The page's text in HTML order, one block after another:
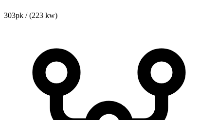
303pk / (223 kw)